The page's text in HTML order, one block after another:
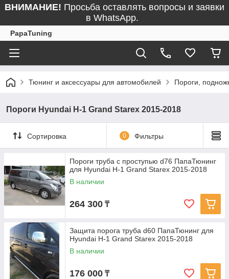
ВНИМАНИЕ! Просьба оставлять вопросы и заявки
в WhatsApp.
PapaTuning
Тюнинг и аксессуары для автомобилей Пороги,
Пороги Hyundai H-1 Grand Starex 2015-2018
Сортировка 0 Фильтры
Пороги труба с проступью d76 ПапаТюнинг
для Hyundai H-1 Grand Starex 2015-2018
В наличии
264 300 ₸
Защита порога труба d60 ПапаТюнинг для
Hyundai H-1 Grand Starex 2015-2018
В наличии
176 000 ₸